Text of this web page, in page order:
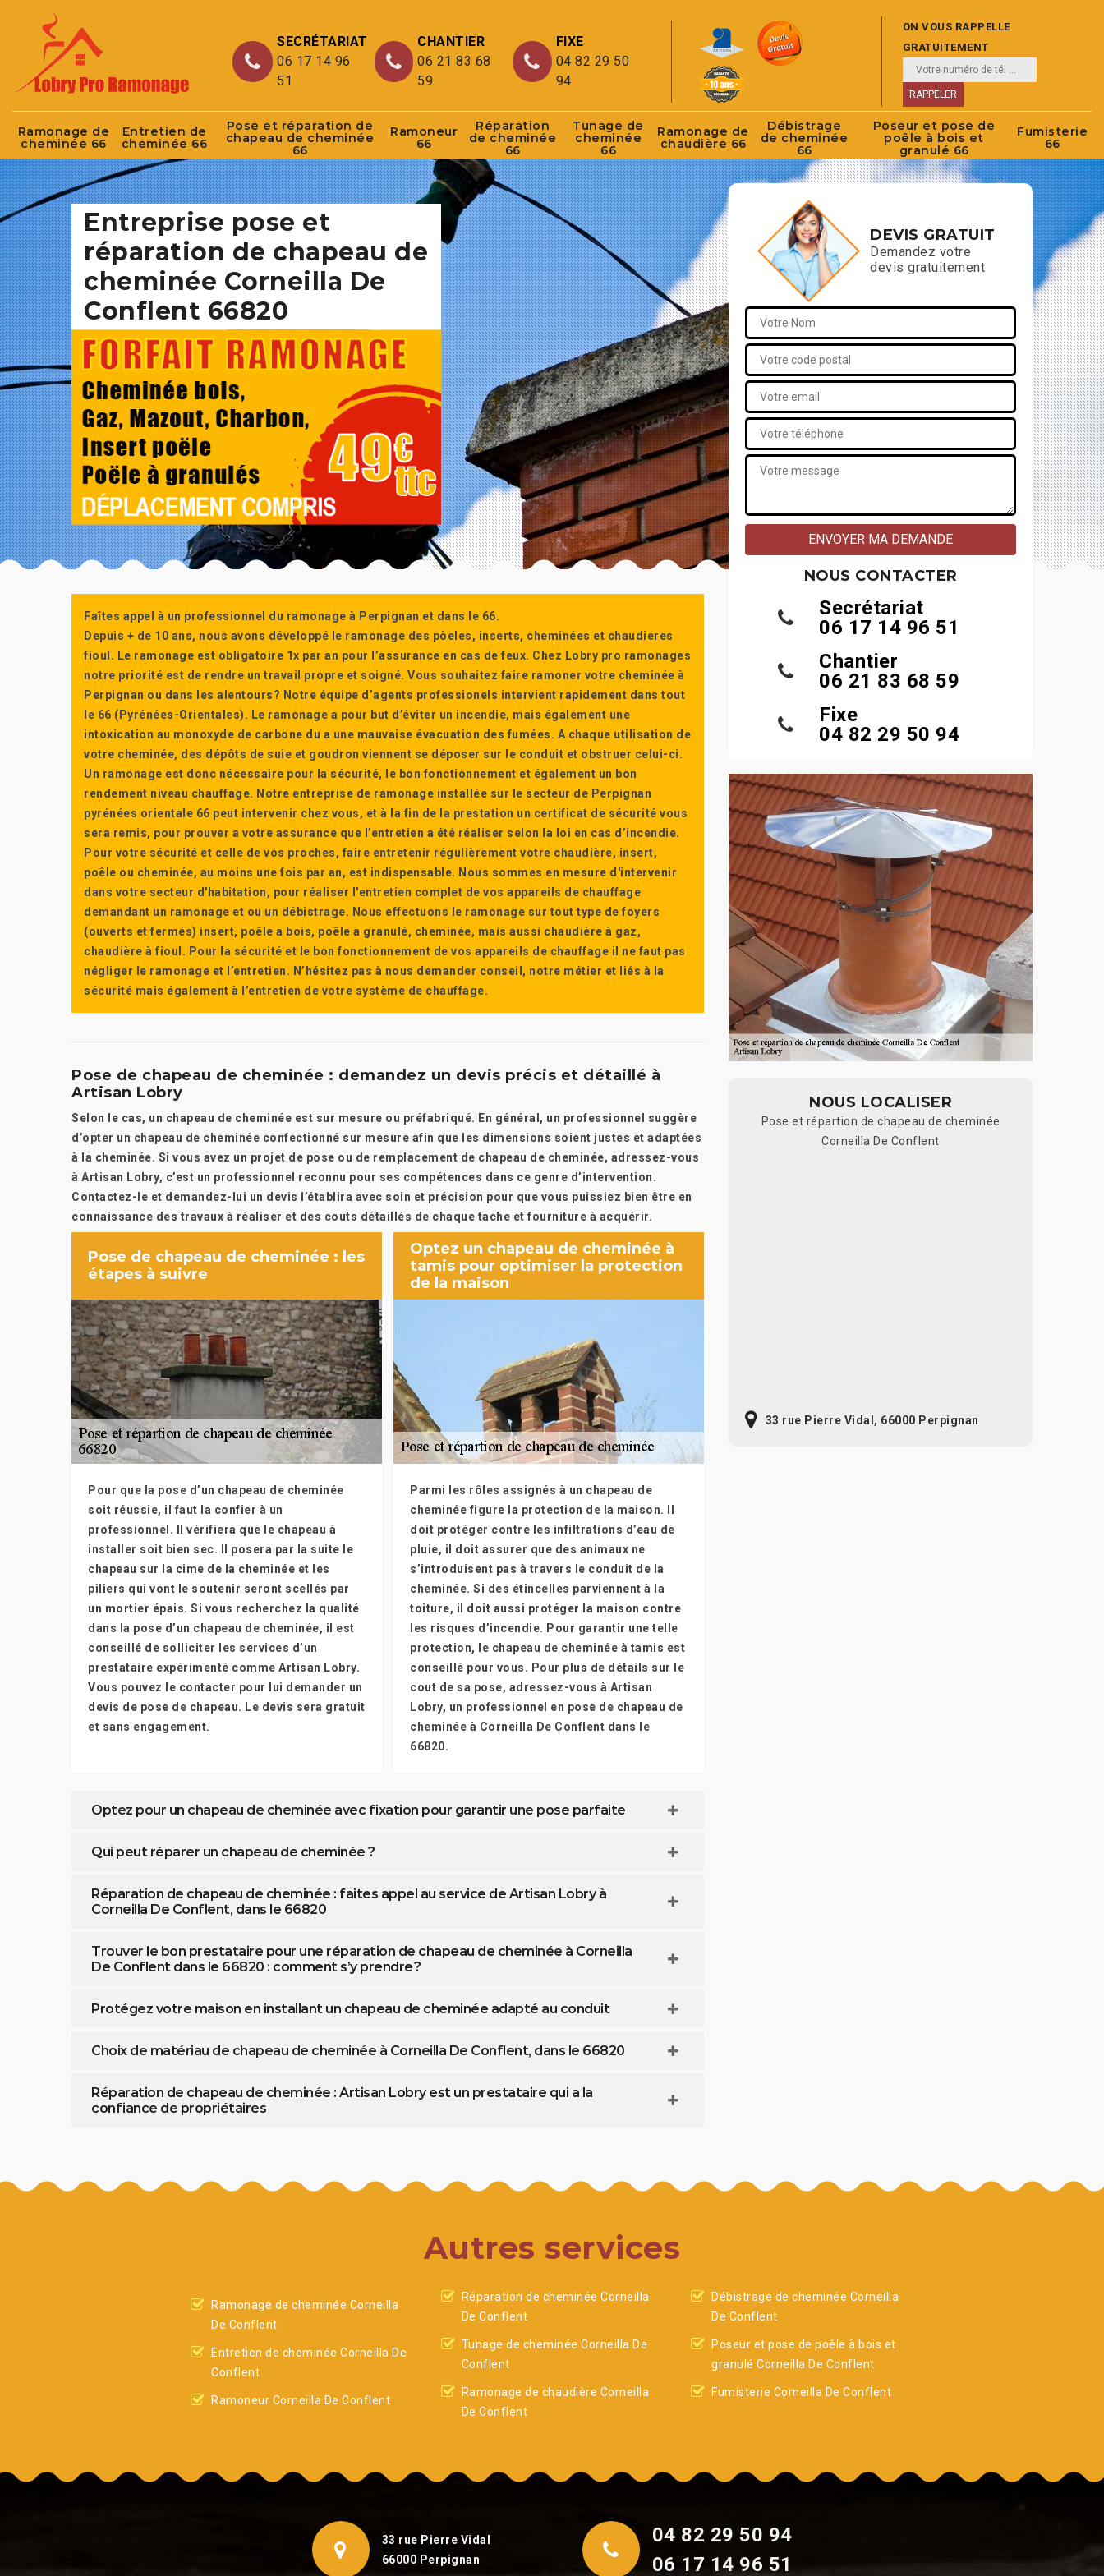
SECRÉTARIAT
06 17 14 96
51
CHANTIER
06 21 83 68
59
FIXE
04 82 29 50
94
ON VOUS RAPPELLE
GRATUITEMENT
Ramonage de
cheminée 66
Entretien de
cheminée 66
Pose et réparation de
chapeau de cheminée
66
Ramoneur
66
Réparation
de cheminée
66
Tunage de
cheminée
66
Ramonage de
chaudière 66
Débistrage
de cheminée
66
Poseur et pose de
poêle à bois et
granulé 66
Fumisterie
66
Entreprise pose et
réparation de chapeau de
cheminée Corneilla De
Conflent 66820
Faîtes appel à un professionnel du ramonage à Perpignan et dans le 66.
Depuis + de 10 ans, nous avons développé le ramonage des pôeles, inserts, cheminées et chaudieres
fioul. Le ramonage est obligatoire 1x par an pour l’assurance en cas de feux. Chez Lobry pro ramonages
notre priorité est de rendre un travail propre et soigné. Vous souhaitez faire ramoner votre cheminée à
Perpignan ou dans les alentours? Notre équipe d’agents professionels intervient rapidement dans tout
le 66 (Pyrénées-Orientales). Le ramonage a pour but d’éviter un incendie, mais également une
intoxication au monoxyde de carbone du a une mauvaise évacuation des fumées. A chaque utilisation de
votre cheminée, des dépôts de suie et goudron viennent se déposer sur le conduit et obstruer celui-ci.
Un ramonage est donc nécessaire pour la sécurité, le bon fonctionnement et également un bon
rendement niveau chauffage. Notre entreprise de ramonage installée sur le secteur de Perpignan
pyrénées orientale 66 peut intervenir chez vous, et à la fin de la prestation un certificat de sécurité vous
sera remis, pour prouver a votre assurance que l’entretien a été réaliser selon la loi en cas d’incendie.
Pour votre sécurité et celle de vos proches, faire entretenir régulièrement votre chaudière, insert,
poêle ou cheminée, au moins une fois par an, est indispensable. Nous sommes en mesure d'intervenir
dans votre secteur d'habitation, pour réaliser l'entretien complet de vos appareils de chauffage
demandant un ramonage et ou un débistrage. Nous effectuons le ramonage sur tout type de foyers
(ouverts et fermés) insert, poêle a bois, poêle a granulé, cheminée, mais aussi chaudière à gaz,
chaudière à fioul. Pour la sécurité et le bon fonctionnement de vos appareils de chauffage il ne faut pas
négliger le ramonage et l’entretien. N’hésitez pas à nous demander conseil, notre métier et liés à la
sécurité mais également à l’entretien de votre système de chauffage.
Pose de chapeau de cheminée : demandez un devis précis et détaillé à
Artisan Lobry
Selon le cas, un chapeau de cheminée est sur mesure ou préfabriqué. En général, un professionnel suggère
d’opter un chapeau de cheminée confectionné sur mesure afin que les dimensions soient justes et adaptées
à la cheminée. Si vous avez un projet de pose ou de remplacement de chapeau de cheminée, adressez-vous
à Artisan Lobry, c’est un professionnel reconnu pour ses compétences dans ce genre d’intervention.
Contactez-le et demandez-lui un devis l’établira avec soin et précision pour que vous puissiez bien être en
connaissance des travaux à réaliser et des couts détaillés de chaque tache et fourniture à acquérir.
Pose de chapeau de cheminée : les
étapes à suivre
Pour que la pose d’un chapeau de cheminée
soit réussie, il faut la confier à un
professionnel. Il vérifiera que le chapeau à
installer soit bien sec. Il posera par la suite le
chapeau sur la cime de la cheminée et les
piliers qui vont le soutenir seront scellés par
un mortier épais. Si vous recherchez la qualité
dans la pose d’un chapeau de cheminée, il est
conseillé de solliciter les services d’un
prestataire expérimenté comme Artisan Lobry.
Vous pouvez le contacter pour lui demander un
devis de pose de chapeau. Le devis sera gratuit
et sans engagement.
Optez un chapeau de cheminée à
tamis pour optimiser la protection
de la maison
Parmi les rôles assignés à un chapeau de
cheminée figure la protection de la maison. Il
doit protéger contre les infiltrations d’eau de
pluie, il doit assurer que des animaux ne
s’introduisent pas à travers le conduit de la
cheminée. Si des étincelles parviennent à la
toiture, il doit aussi protéger la maison contre
les risques d’incendie. Pour garantir une telle
protection, le chapeau de cheminée à tamis est
conseillé pour vous. Pour plus de détails sur le
cout de sa pose, adressez-vous à Artisan
Lobry, un professionnel en pose de chapeau de
cheminée à Corneilla De Conflent dans le
66820.
Optez pour un chapeau de cheminée avec fixation pour garantir une pose parfaite
Qui peut réparer un chapeau de cheminée ?
Réparation de chapeau de cheminée : faites appel au service de Artisan Lobry à
Corneilla De Conflent, dans le 66820
Trouver le bon prestataire pour une réparation de chapeau de cheminée à Corneilla
De Conflent dans le 66820 : comment s’y prendre ?
Protégez votre maison en installant un chapeau de cheminée adapté au conduit
Choix de matériau de chapeau de cheminée à Corneilla De Conflent, dans le 66820
Réparation de chapeau de cheminée : Artisan Lobry est un prestataire qui a la
confiance de propriétaires
DEVIS GRATUIT
Demandez votre
devis gratuitement
NOUS CONTACTER
Secrétariat
06 17 14 96 51
Chantier
06 21 83 68 59
Fixe
04 82 29 50 94
NOUS LOCALISER
Pose et répartion de chapeau de cheminée
Corneilla De Conflent
33 rue Pierre Vidal, 66000 Perpignan
Autres services
Ramonage de cheminée Corneilla
De Conflent
Entretien de cheminée Corneilla De
Conflent
Ramoneur Corneilla De Conflent
Réparation de cheminée Corneilla
De Conflent
Tunage de cheminée Corneilla De
Conflent
Ramonage de chaudière Corneilla
De Conflent
Débistrage de cheminée Corneilla
De Conflent
Poseur et pose de poêle à bois et
granulé Corneilla De Conflent
Fumisterie Corneilla De Conflent
33 rue Pierre Vidal
66000 Perpignan
04 82 29 50 94
06 17 14 96 51